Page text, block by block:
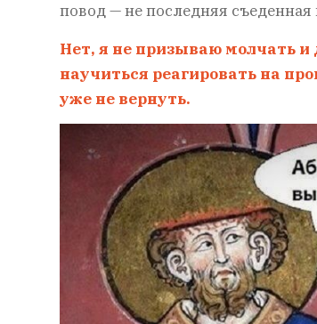
повод — не последняя
Нет, я не призываю молчать и
научиться реагировать на
уже не вернуть.